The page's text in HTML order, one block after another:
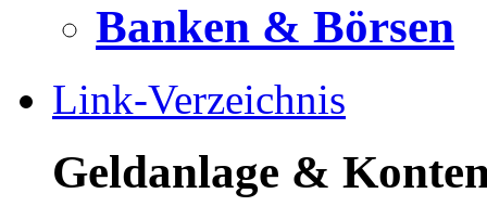
Banken & Börsen
Link-Verzeichnis
Geldanlage &